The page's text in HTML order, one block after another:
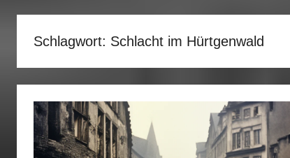
fertig…!
Schlagwort: Schlacht im Hürtgenwald